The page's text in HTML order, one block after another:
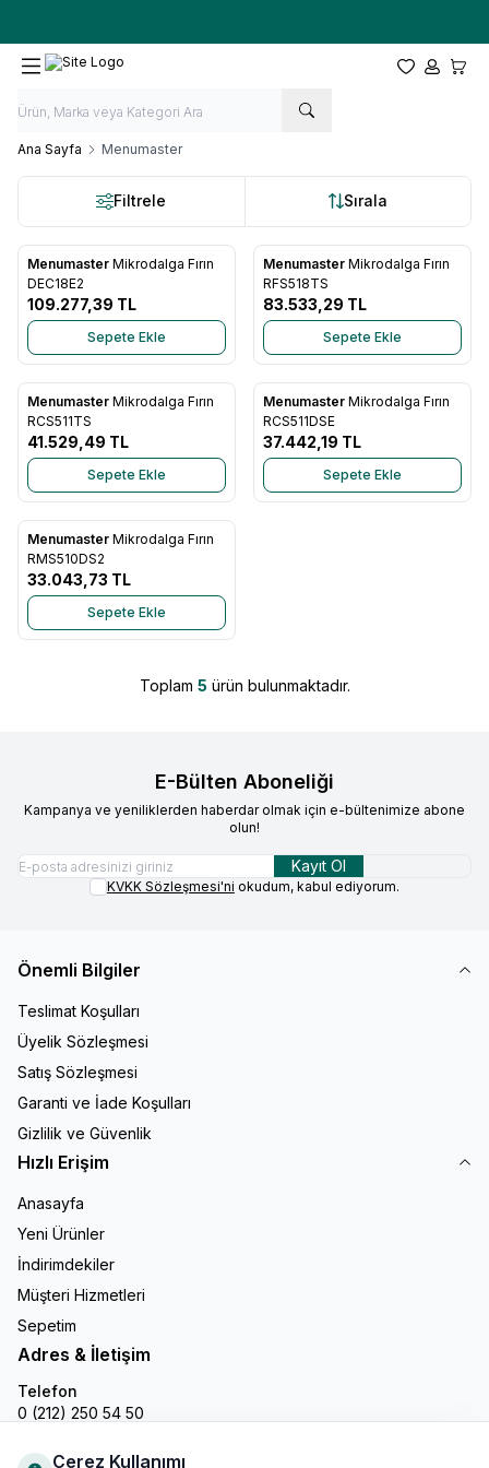
Favorilerim
Hesabım
Ana Sayfa Menumaster
Filtrele Sırala
Favorilere Ekle
Menumaster Mikrodalga Fırın
DEC18E2
109.277,39 TL
Sepete Ekle
Favorilere Ekle
Menumaster Mikrodalga Fırın
RFS518TS
83.533,29 TL
Sepete Ekle
Favorilere Ekle
Menumaster Mikrodalga Fırın
RCS511TS
41.529,49 TL
Sepete Ekle
Favorilere Ekle
Menumaster Mikrodalga Fırın
RCS511DSE
37.442,19 TL
Sepete Ekle
Favorilere Ekle
Menumaster Mikrodalga Fırın
RMS510DS2
33.043,73 TL
Sepete Ekle
Toplam 5 ürün bulunmaktadır.
E-Bülten Aboneliği
Kampanya ve yeniliklerden haberdar olmak için e-bültenimize abone
olun!
Kayıt Ol
KVKK Sözleşmesi'ni okudum, kabul ediyorum.
Önemli Bilgiler
Teslimat Koşulları
Üyelik Sözleşmesi
Satış Sözleşmesi
Garanti ve İade Koşulları
Gizlilik ve Güvenlik
Hızlı Erişim
Anasayfa
Yeni Ürünler
İndirimdekiler
Müşteri Hizmetleri
Sepetim
Adres & İletişim
Telefon
0 (212) 250 54 50
info@gastronline.com
Çerez Kullanımı